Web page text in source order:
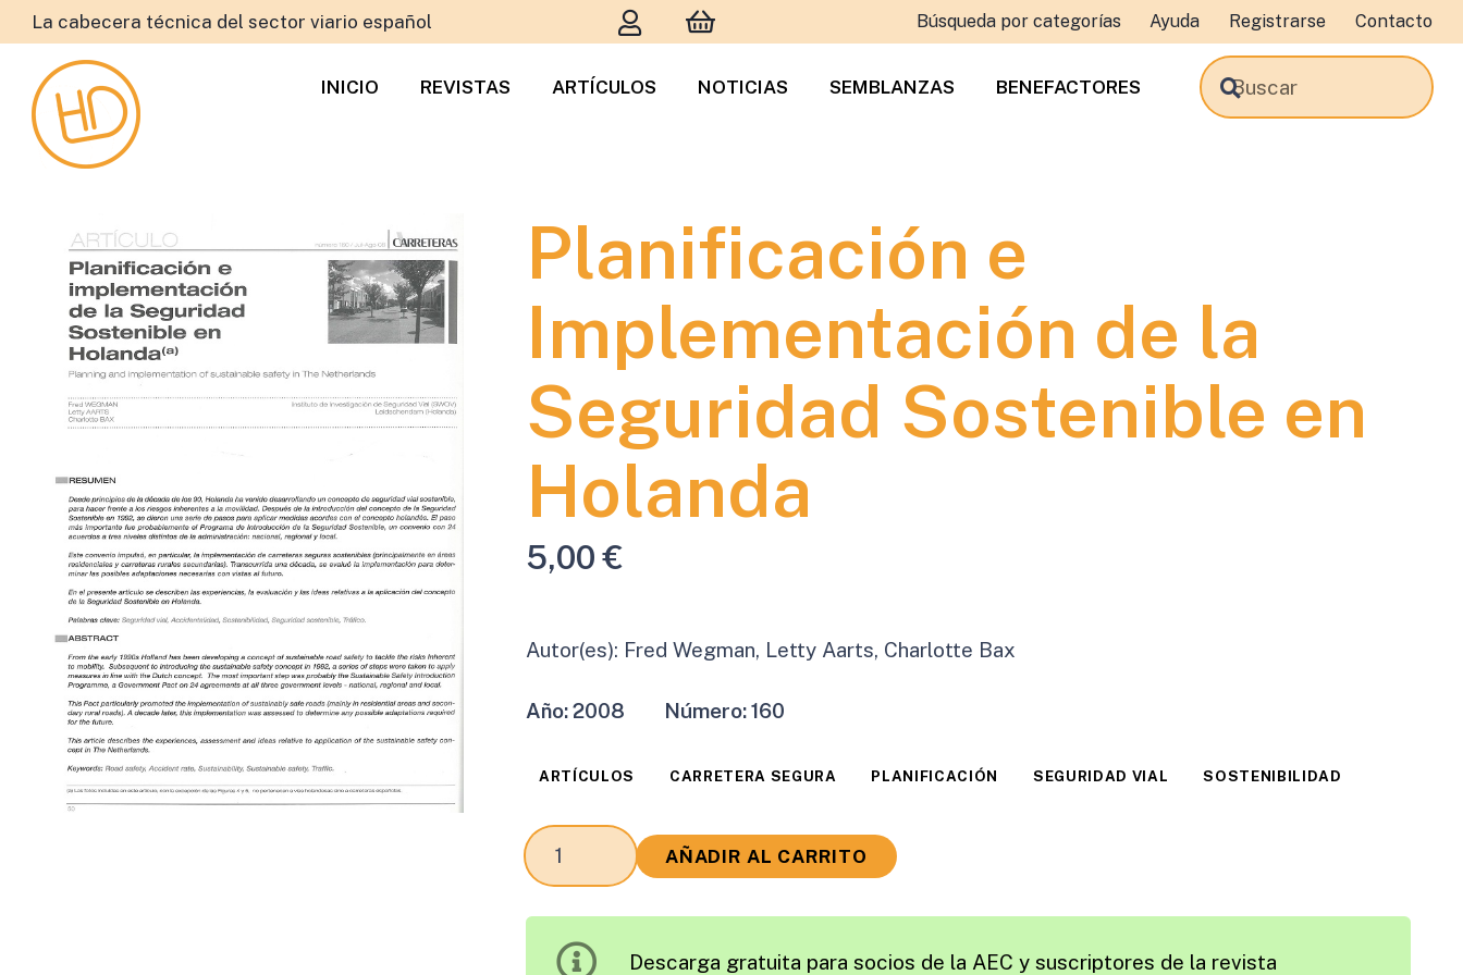
La cabecera técnica del sector viario español Búsqueda por categorías Ayuda Registrarse Contacto
INICIO REVISTAS ARTÍCULOS NOTICIAS SEMBLANZAS BENEFACTORES
Planificación e
Implementación de la
Seguridad Sostenible en
Holanda
5,00€
Autor(es): Fred Wegman, Letty Aarts, Charlotte Bax
Año:2008 Número:160
ARTÍCULOS CARRETERA SEGURA PLANIFICACIÓN SEGURIDAD VIAL SOSTENIBILIDAD
Planificación
e
AÑADIR AL CARRITO
Descarga gratuita para socios de la AEC y suscriptores de la revista